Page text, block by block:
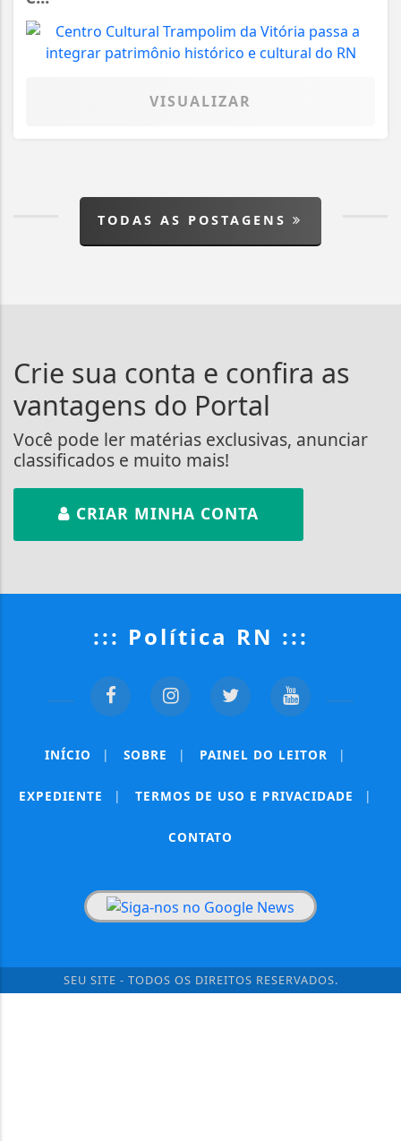
VISUALIZAR
TODAS AS POSTAGENS
Crie sua conta e confira as
vantagens do Portal
Você pode ler matérias exclusivas, anunciar
classificados e muito mais!
CRIAR MINHA CONTA
::: Política RN :::
INÍCIO | SOBRE | PAINEL DO LEITOR |
EXPEDIENTE | TERMOS DE USO E PRIVACIDADE |
CONTATO
SEU SITE - TODOS OS DIREITOS RESERVADOS.